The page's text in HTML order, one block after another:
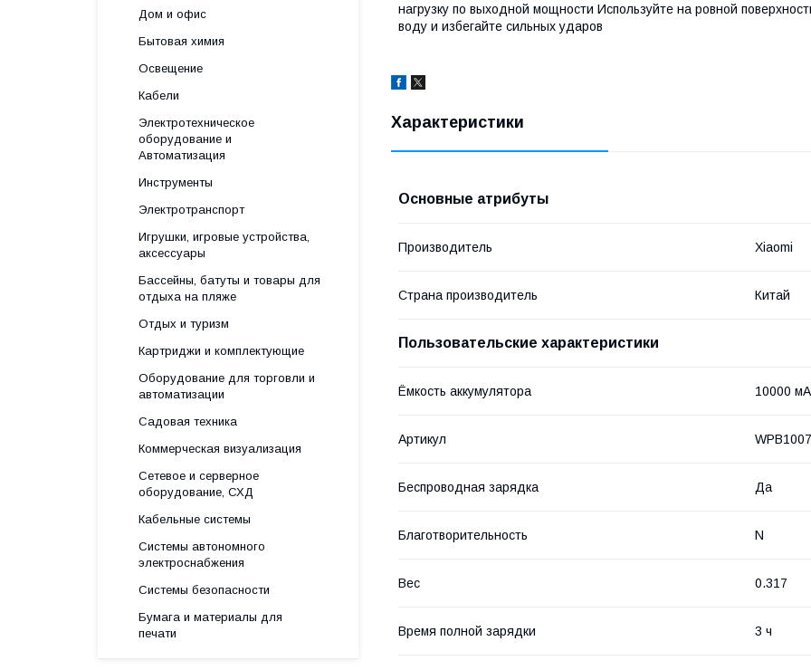
нагрузку по выходной мощности Используйте на ровной
воду и избегайте сильных ударов
Характеристики
Основные атрибуты
Производитель Xiaomi
Страна производитель Китай
Пользовательские характеристики
Ёмкость аккумулятора 10000
Артикул
Беспроводная зарядка Да
Благотворительность N
Вес 0.317
Время полной зарядки 3 ч
Дом и офис
Бытовая химия
Освещение
Кабели
Электротехническое
оборудование и
Автоматизация
Инструменты
Электротранспорт
Игрушки, игровые устройства,
аксессуары
Бассейны, батуты и товары для
отдыха на пляже
Отдых и туризм
Картриджи и комплектующие
Оборудование для торговли и
автоматизации
Садовая техника
Коммерческая визуализация
Сетевое и серверное
оборудование, СХД
Кабельные системы
Системы автономного
электроснабжения
Системы безопасности
Бумага и материалы для
печати